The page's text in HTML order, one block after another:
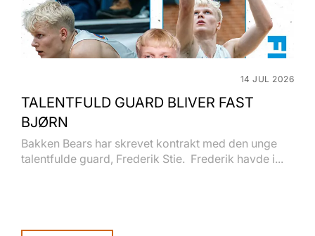
14 JUL 2026
TALENTFULD GUARD BLIVER FAST
BJØRN
Bakken Bears har skrevet kontrakt med den unge
talentfulde guard, Frederik Stie. Frederik havde i...